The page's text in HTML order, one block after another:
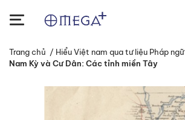
Trang chủ / Hiểu Việt nam qua tư liệu Pháp ngữ
Nam Kỳ và Cư Dân: Các tỉnh miền Tây